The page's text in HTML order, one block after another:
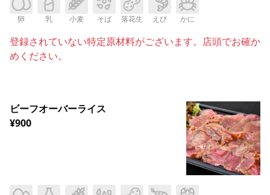
卵 乳 小麦 そば 落花生 えび かに
登録されていない特定原材料がございます。店頭でお確か
めください。
ビーフオーバーライス
¥900